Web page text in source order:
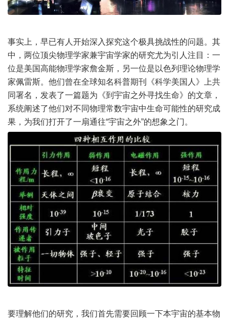
事实上，早已有人开始深入探究这个极具挑战性的问题。其
中，两位顶尖物理学家兼宇宙学家的研究尤为引人注目：一
位是美国高能物理学家詹金斯，另一位是以色列理论物理学
家佩雷斯。他们曾在全球知名科普期刊《科学美国人》上共
同署名，发表了一篇题为《到宇宙之外寻找生命》的文章，
系统阐述了他们对不同物理常数宇宙中生命可能性的研究成
果，为我们打开了一扇通往“宇宙之外”的想象之门。
要理解他们的研究，我们首先需要回顾一下本宇宙的基本物